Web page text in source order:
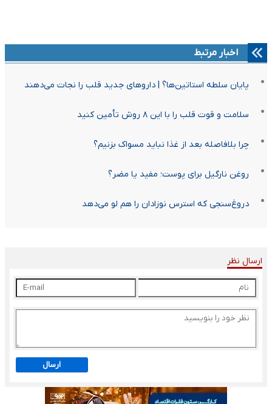
اخبار مرتبط
پایان سلطه استاتین‌ها؟ | داروهای جدید قلب را نجات می‌دهند
سلامت و قوت قلب را با این ۸ روش تأمین کنید
چرا بلافاصله بعد از غذا نباید مسواک بزنیم؟
روغن نارگیل برای پوست؛ مفید یا مضر؟
دروغ‌سنجی که استرس نوزادان را هم لو می‌دهد
ارسال نظر
ارسال